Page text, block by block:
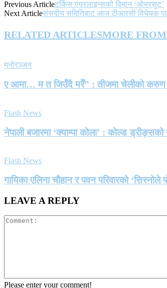
Previous Articleटर्किस एयरलाइन्सको विमान ‘ओभरसुट’
Next Articleसंसदीय समितिबाट आज टीआरसी विधेयक
RELATED ARTICLESMORE
मनोरञ्जन
ए आमा… म त जिउँदै मरेँ” : तीजमा चेलीको करुण
Flash News
नेपाली बजारमा ‘क्याम्पा कोला’ : कोल्ड ड्रीङ्सको
Flash News
गायिका एलिना चौहान र पवन परिवारको
LEAVE A REPLY
Please enter your comment!